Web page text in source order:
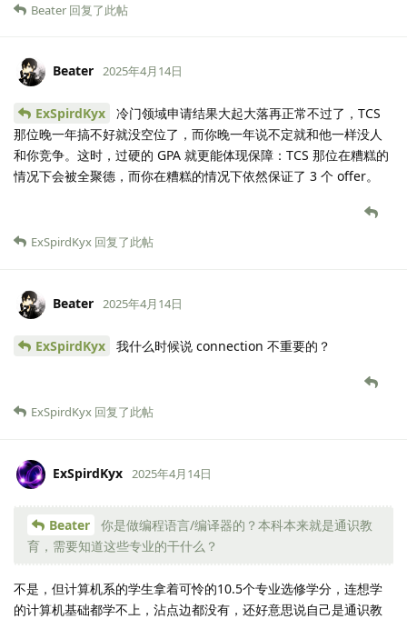
Beater 回复了此帖
Beater 2025年4月14日
ExSpirdKyx
冷门领域申请结果大起大落再正常不过了，TCS
那位晚一年搞不好就没空位了，而你晚一年说不定就和他一样没人
和你竞争。这时，过硬的 GPA 就更能体现保障：TCS 那位在糟糕的
情况下会被全聚德，而你在糟糕的情况下依然保证了 3 个 offer。
ExSpirdKyx 回复了此帖
Beater 2025年4月14日
ExSpirdKyx 我什么时候说 connection 不重要的？
ExSpirdKyx 回复了此帖
ExSpirdKyx 2025年4月14日
Beater
你是做编程语言/编译器的？本科本来就是通识教
育，需要知道这些专业的干什么？
不是，但计算机系的学生拿着可怜的10.5个专业选修学分，连想学
的计算机基础都学不上，沾点边都没有，还好意思说自己是通识教